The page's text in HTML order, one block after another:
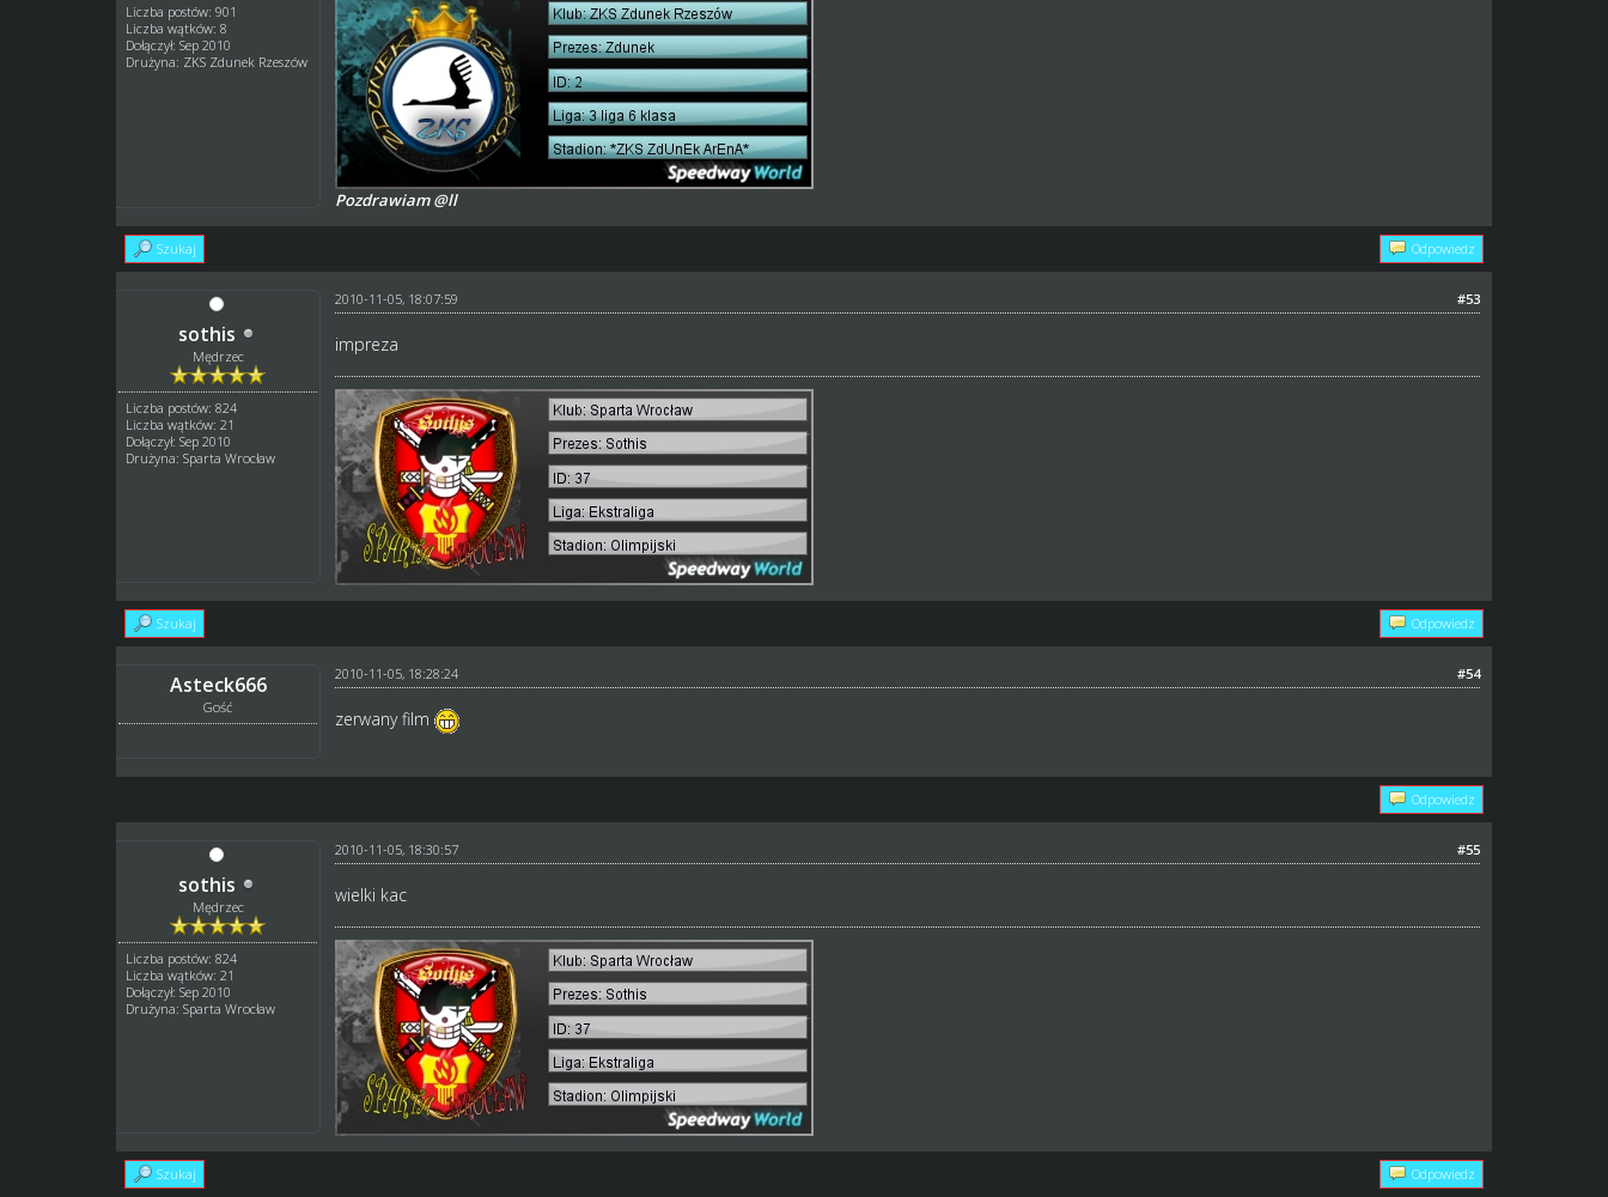
Liczba postów: 901
Liczba wątków: 8
Dołączył: Sep 2010
Drużyna: ZKS Zdunek Rzeszów
Pozdrawiam @ll
Szukaj Odpowiedz
sothis
Mędrzec
Liczba postów: 824
Liczba wątków: 21
Dołączył: Sep 2010
Drużyna: Sparta Wrocław
#53
2010-11-05, 18:07:59
impreza
Szukaj Odpowiedz
Asteck666
Gość
#54
2010-11-05, 18:28:24
zerwany film
Odpowiedz
sothis
Mędrzec
Liczba postów: 824
Liczba wątków: 21
Dołączył: Sep 2010
Drużyna: Sparta Wrocław
#55
2010-11-05, 18:30:57
wielki kac
Szukaj Odpowiedz